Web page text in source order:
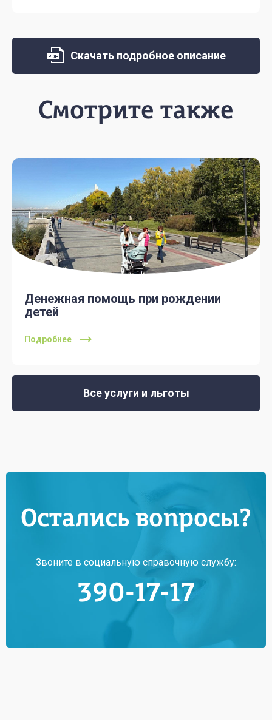
Скачать подробное описание
Смотрите также
Денежная помощь при рождении
детей
Подробнее
Все услуги и льготы
Остались вопросы?
Звоните в социальную справочную службу:
390-17-17